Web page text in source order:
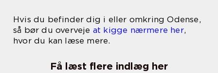
Hvis du befinder dig i eller omkring Odense,
så bør du overveje at kigge nærmere her,
hvor du kan læse mere.
Få læst flere indlæg her